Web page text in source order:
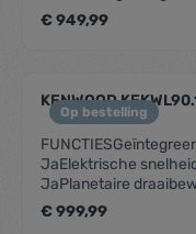
touchscreen,
deeghaak, K-klopper
€ 949,99
Op bestelling
KENWOOD
JaElektrische
JaPlanetaire
programmes:
€ 999,99